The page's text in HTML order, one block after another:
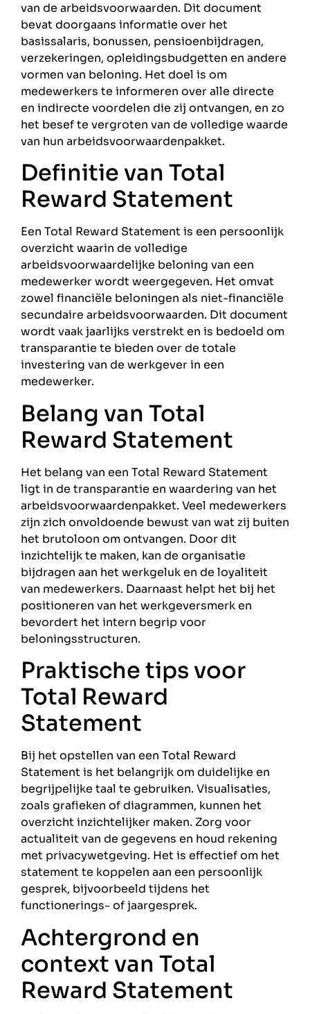
van de arbeidsvoorwaarden. Dit document
bevat doorgaans informatie over het
basissalaris, bonussen, pensioenbijdragen,
verzekeringen, opleidingsbudgetten en andere
vormen van beloning. Het doel is om
medewerkers te informeren over alle directe
en indirecte voordelen die zij ontvangen, en zo
het besef te vergroten van de volledige waarde
van hun arbeidsvoorwaardenpakket.
Definitie van Total
Reward Statement
Een Total Reward Statement is een persoonlijk
overzicht waarin de volledige
arbeidsvoorwaardelijke beloning van een
medewerker wordt weergegeven. Het omvat
zowel financiële beloningen als niet-financiële
secundaire arbeidsvoorwaarden. Dit document
wordt vaak jaarlijks verstrekt en is bedoeld om
transparantie te bieden over de totale
investering van de werkgever in een
medewerker.
Belang van Total
Reward Statement
Het belang van een Total Reward Statement
ligt in de transparantie en waardering van het
arbeidsvoorwaardenpakket. Veel medewerkers
zijn zich onvoldoende bewust van wat zij buiten
het brutoloon om ontvangen. Door dit
inzichtelijk te maken, kan de organisatie
bijdragen aan het werkgeluk en de loyaliteit
van medewerkers. Daarnaast helpt het bij het
positioneren van het werkgeversmerk en
bevordert het intern begrip voor
beloningsstructuren.
Praktische tips voor
Total Reward
Statement
Bij het opstellen van een Total Reward
Statement is het belangrijk om duidelijke en
begrijpelijke taal te gebruiken. Visualisaties,
zoals grafieken of diagrammen, kunnen het
overzicht inzichtelijker maken. Zorg voor
actualiteit van de gegevens en houd rekening
met privacywetgeving. Het is effectief om het
statement te koppelen aan een persoonlijk
gesprek, bijvoorbeeld tijdens het
functionerings- of jaargesprek.
Achtergrond en
context van Total
Reward Statement